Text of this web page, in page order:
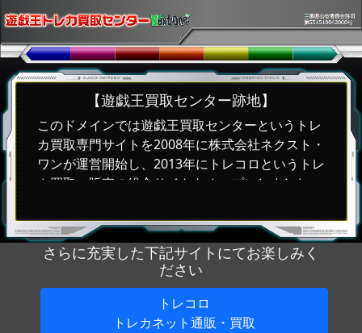
【遊戯王買取センター跡地】
このドメインでは遊戯王買取センターというトレ
カ買取専門サイトを2008年に株式会社ネクスト・
ワンが運営開始し、2013年にトレコロというトレ
カ買取・販売の総合サイトをオープンしました。
買取センターは完全に閉鎖することになりまし
た。
さらに充実した下記サイトにてお楽しみく
ださい
トレコロ
トレカネット通販・買取